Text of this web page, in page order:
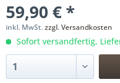
59,90 € *
inkl. MwSt.zzgl. Versandkosten
Sofort versandfertig,